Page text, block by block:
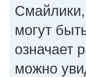
могут
означает
можно